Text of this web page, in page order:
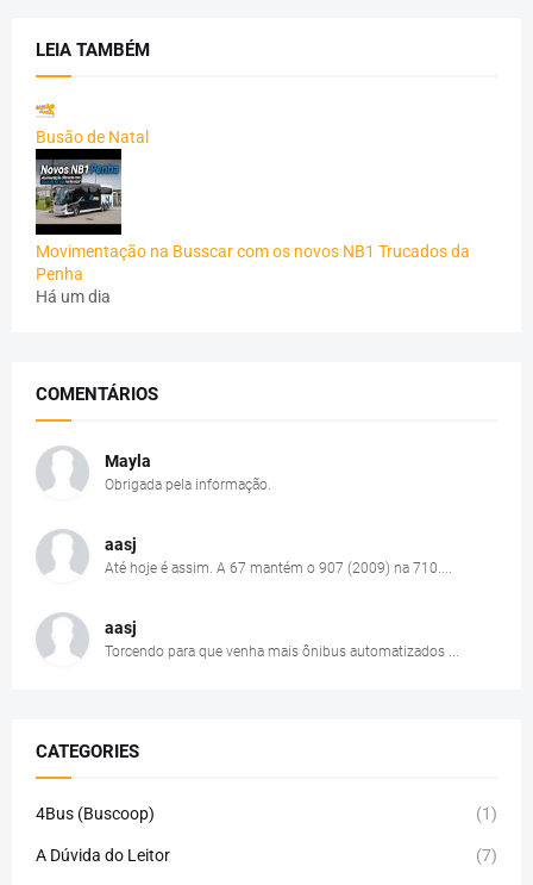
LEIA TAMBÉM
Busão de Natal
Movimentação na Busscar com os novos NB1 Trucados da
Penha
Há um dia
COMENTÁRIOS
Mayla
Obrigada pela informação.
aasj
Até hoje é assim. A 67 mantém o 907 (2009) na 710....
aasj
Torcendo para que venha mais ônibus automatizados ...
CATEGORIES
4Bus (Buscoop) (1)
A Dúvida do Leitor (7)